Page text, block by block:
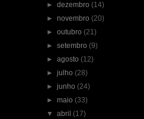
►dezembro (14)
►novembro (20)
►outubro (21)
►setembro (9)
►agosto (12)
►julho (28)
►junho (24)
►maio (33)
▼abril (17)